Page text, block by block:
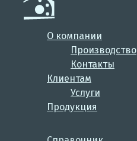
О компании
Производство
Контакты
Клиентам
Услуги
Продукция